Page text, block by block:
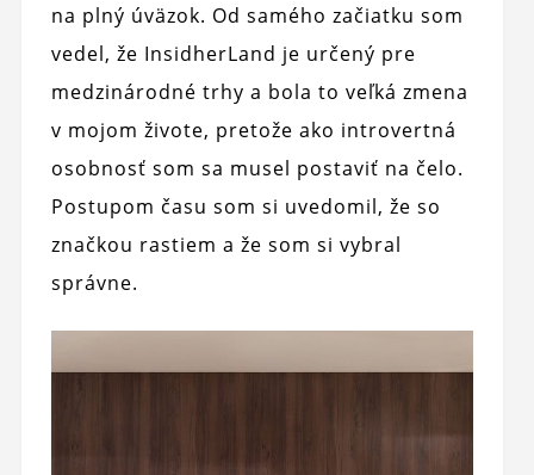
na plný úväzok. Od samého začiatku som
vedel, že InsidherLand je určený pre
medzinárodné trhy a bola to veľká zmena
v mojom živote, pretože ako introvertná
osobnosť som sa musel postaviť na čelo.
Postupom času som si uvedomil, že so
značkou rastiem a že som si vybral
správne.